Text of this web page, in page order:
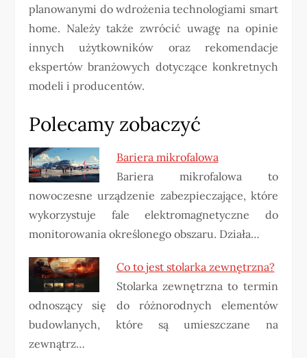
planowanymi do wdrożenia technologiami smart
home. Należy także zwrócić uwagę na opinie
innych użytkowników oraz rekomendacje
ekspertów branżowych dotyczące konkretnych
modeli i producentów.
Polecamy zobaczyć
Bariera mikrofalowa
Bariera mikrofalowa to
nowoczesne urządzenie zabezpieczające, które
wykorzystuje fale elektromagnetyczne do
monitorowania określonego obszaru. Działa…
Co to jest stolarka zewnętrzna?
Stolarka zewnętrzna to termin
odnoszący się do różnorodnych elementów
budowlanych, które są umieszczane na
zewnątrz…